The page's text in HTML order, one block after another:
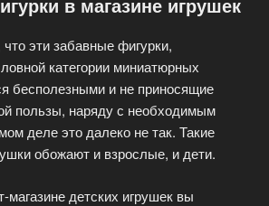
эти забавные фигурки,
категории миниатюрных
бесполезными и не приносящие
пользы, наряду с необходимым
деле это далеко не так. Такие
обожают и взрослые, и дети.
магазине детских игрушек вы